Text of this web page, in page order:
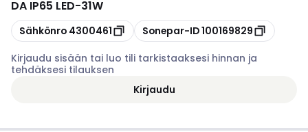
DA IP65 LED-31W
Kopioi
Sähkönro 4300461 Kopioi
Sonepar-ID100169829
Kirjaudu sisään tai luo tili tarkistaaksesi hinnan ja
tehdäksesi tilauksen
Kirjaudu